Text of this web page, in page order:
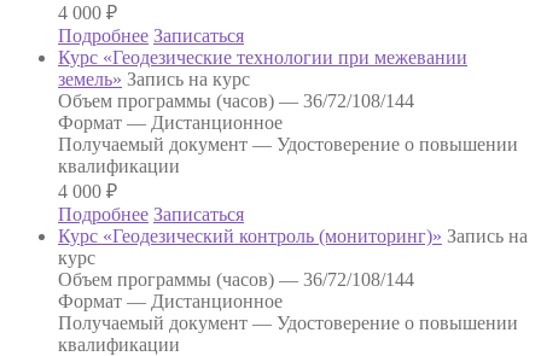
4 000 ₽
Подробнее Записаться
Курс «Геодезические технологии при межевании
земель» Запись на курс
Объем программы (часов) — 36/72/108/144
Формат — Дистанционное
Получаемый документ — Удостоверение о повышении
квалификации
4 000 ₽
Подробнее Записаться
Курс «Геодезический контроль (мониторинг)» Запись на
курс
Объем программы (часов) — 36/72/108/144
Формат — Дистанционное
Получаемый документ — Удостоверение о повышении
квалификации